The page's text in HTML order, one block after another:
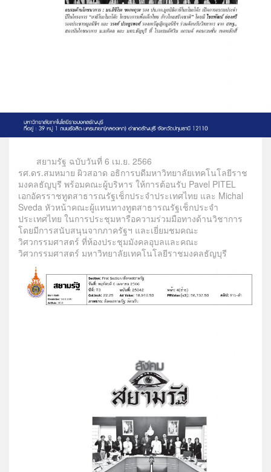
สยามรัฐ ฉบับวันที่ 6 เม.ย. 2566
รศ.ดร.สมหมาย ผิวสอาด อธิการบดีมหาวิทยาลัยเทคโนโลยีราช
มงคลธัญบุรี พร้อมคณะผู้บริหาร ให้การต้อนรับ Pavel PITEL
เอกอัครราชทูตสาธารณรัฐเช็กประจำประเทศไทย และ Michal
Sveda หัวหน้าคณะผู้แทนทางทูตสาธารณรัฐเช็กประจำ
ประเทศไทย ในการประชุมหารือความร่วมมือทางด้านวิชาการ
โดยมีการสนับสนุนจากภาครัฐฯ และเยี่ยมชมคณะ
วิศวกรรมศาสตร์ ที่ห้องประชุมมังคลอุบลและคณะ
วิศวกรรมศาสตร์ มหาวิทยาลัยเทคโนโลยีราชมงคลธัญบุรี